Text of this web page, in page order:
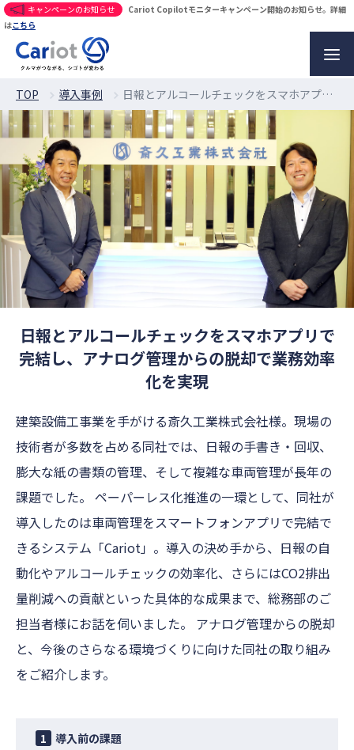
キャンペーンのお知らせ
Cariot Copilotモニターキャンペーン開始のお知らせ。詳細
はこちら
TOP 導入事例 日報とアルコールチェックをスマホアプリで完結し、アナログ管理からの脱却で業務効率化を実現
日報とアルコールチェックをスマホアプリで
完結し、アナログ管理からの脱却で業務効率
化を実現
建築設備工事業を手がける斎久工業株式会社様。現場の
技術者が多数を占める同社では、日報の手書き・回収、
膨大な紙の書類の管理、そして複雑な車両管理が長年の
課題でした。 ペーパーレス化推進の一環として、同社が
導入したのは車両管理をスマートフォンアプリで完結で
きるシステム「Cariot」。導入の決め手から、日報の自
動化やアルコールチェックの効率化、さらにはCO2排出
量削減への貢献といった具体的な成果まで、総務部のご
担当者様にお話を伺いました。 アナログ管理からの脱却
と、今後のさらなる環境づくりに向けた同社の取り組み
をご紹介します。
1 導入前の課題